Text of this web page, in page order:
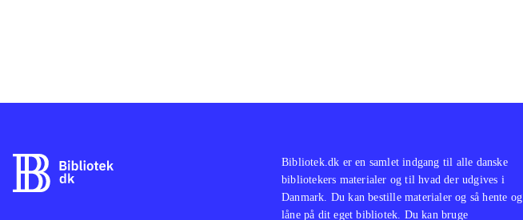
Bibliotek.dk er en samlet indgang til alle danske
bibliotekers materialer og til hvad der udgives i
Danmark. Du kan bestille materialer og så hente og
låne på dit eget bibliotek. Du kan bruge